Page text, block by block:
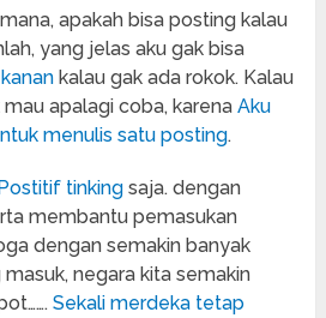
apakah bisa posting kalau
yang jelas aku gak bisa
kalau gak ada rokok. Kalau
apalagi coba, karenaAku
menulis satu posting.
tinking saja. dengan
membantu pemasukan
dengan semakin banyak
negara kita semakin
Sekali merdeka tetap